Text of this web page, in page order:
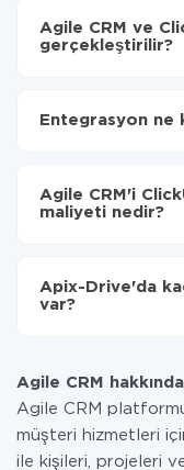
Agile CRM ve
gerçekleştirilir?
aktarılacağını
ClickUp'ye
Entegrasyon ne
olarak, 10-15
Agile CRM'i
maliyeti nedir?
Hizmetimiz
diğerine aktarılan
Apix-Drive'da
var?
Agile CRM
Agile CRM
müşteri hizmetleri
ile kişileri, projeleri